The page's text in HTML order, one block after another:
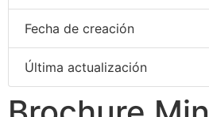
Fecha de creación
Última actualización